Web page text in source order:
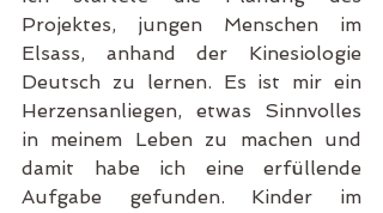
Projektes, jungen Menschen im
Elsass, anhand der Kinesiologie
Deutsch zu lernen. Es ist mir ein
Herzensanliegen, etwas Sinnvolles
in meinem Leben zu machen und
damit habe ich eine erfüllende
Aufgabe gefunden. Kinder im